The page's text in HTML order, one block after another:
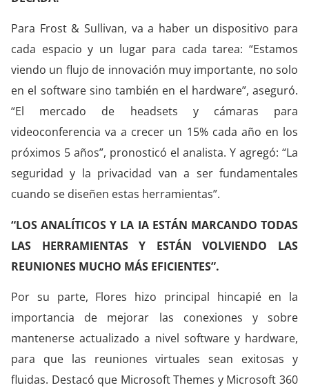
Para Frost & Sullivan, va a haber un dispositivo para
cada espacio y un lugar para cada tarea: “Estamos
viendo un flujo de innovación muy importante, no solo
en el software sino también en el hardware”, aseguró.
“El mercado de headsets y cámaras para
videoconferencia va a crecer un 15% cada año en los
próximos 5 años”, pronosticó el analista. Y agregó: “La
seguridad y la privacidad van a ser fundamentales
cuando se diseñen estas herramientas”.
“LOS ANALÍTICOS Y LA IA ESTÁN MARCANDO TODAS
LAS HERRAMIENTAS Y ESTÁN VOLVIENDO LAS
REUNIONES MUCHO MÁS EFICIENTES”.
Por su parte, Flores hizo principal hincapié en la
importancia de mejorar las conexiones y sobre
mantenerse actualizado a nivel software y hardware,
para que las reuniones virtuales sean exitosas y
fluidas. Destacó que Microsoft Themes y Microsoft 360